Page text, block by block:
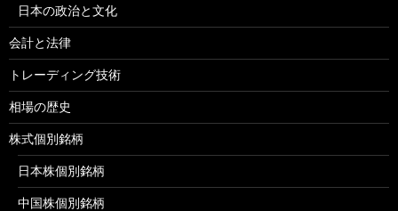
日本の政治と文化
会計と法律
トレーディング技術
相場の歴史
株式個別銘柄
日本株個別銘柄
中国株個別銘柄